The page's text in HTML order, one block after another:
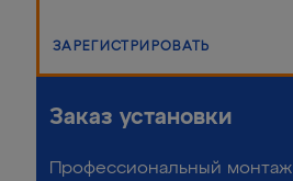
ЗАРЕГИСТРИРОВАТЬ
Заказ установки
Профессиональный монтаж